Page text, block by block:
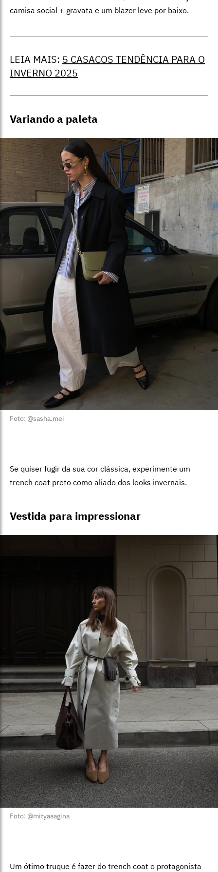
camisa social + gravata e um blazer leve por baixo.
LEIA MAIS: 5 CASACOS TENDÊNCIA PARA O
INVERNO 2025
Variando a paleta
Foto: @sasha.mei
Se quiser fugir da sua cor clássica, experimente um
trench coat preto como aliado dos looks invernais.
Vestida para impressionar
Foto: @mityaaagina
Um ótimo truque é fazer do trench coat o protagonista